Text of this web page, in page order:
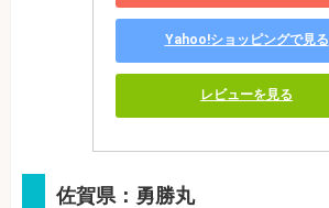
Yahoo!ショッピングで見る
レビューを見る
佐賀県：勇勝丸